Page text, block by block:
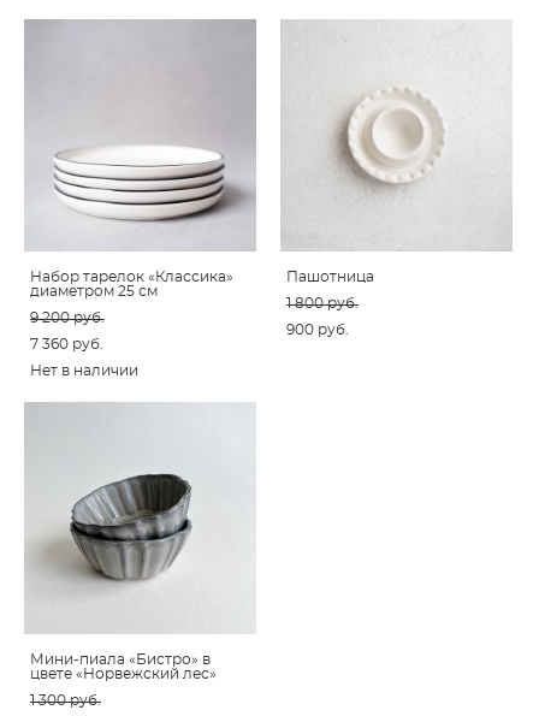
Набор тарелок «Классика»
диаметром 25 см
9 200 pуб.
7 360 pуб.
Нет в наличии
Пашотница
1 800 pуб.
900 pуб.
Мини-пиала «Бистро» в
цвете «Норвежский лес»
1 300 pуб.